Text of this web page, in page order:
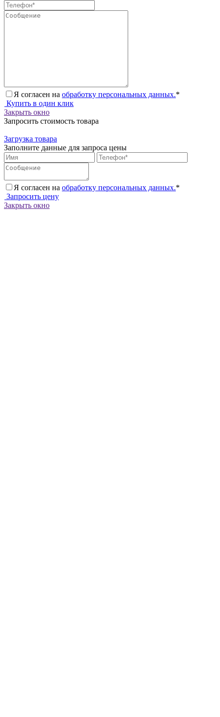
Я согласен на обработку персональных данных.*
Купить в один клик
Закрыть окно
Запросить стоимость товара
Загрузка товара
Заполните данные для запроса цены
Я согласен на обработку персональных данных.*
Запросить цену
Закрыть окно